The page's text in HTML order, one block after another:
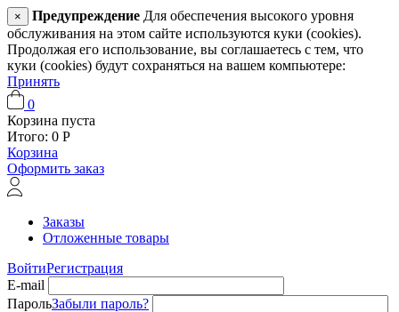
× Предупреждение Для обеспечения высокого уровня
обслуживания на этом сайте используются куки (cookies).
Продолжая его использование, вы соглашаетесь с тем, что
куки (cookies) будут сохраняться на вашем компьютере:
Принять
0
Корзина пуста
Итого: 0 Р
Корзина
Оформить заказ
Заказы
Отложенные товары
ВойтиРегистрация
E-mail
ПарольЗабыли пароль?